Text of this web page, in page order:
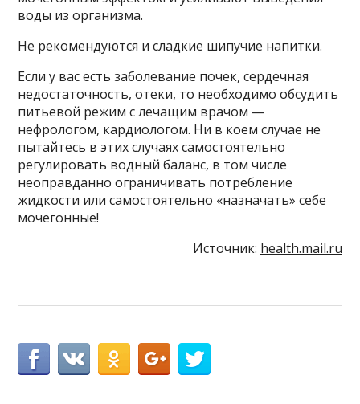
воды из организма.
Не рекомендуются и сладкие шипучие напитки.
Если у вас есть заболевание почек, сердечная
недостаточность, отеки, то необходимо обсудить
питьевой режим с лечащим врачом —
нефрологом, кардиологом. Ни в коем случае не
пытайтесь в этих случаях самостоятельно
регулировать водный баланс, в том числе
неоправданно ограничивать потребление
жидкости или самостоятельно «назначать» себе
мочегонные!
Источник: health.mail.ru